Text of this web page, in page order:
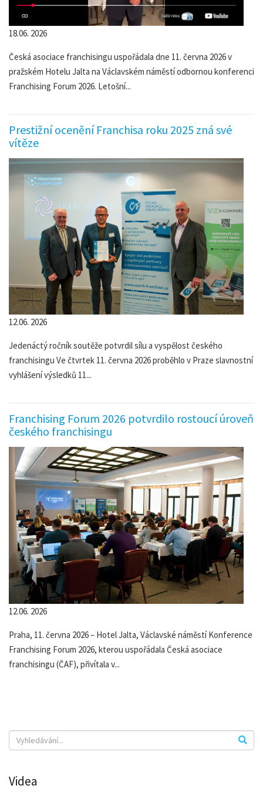
18.06. 2026
Česká asociace franchisingu uspořádala dne 11. června 2026 v
pražském Hotelu Jalta na Václavském náměstí odbornou konferenci
Franchising Forum 2026. Letošní...
Prestižní ocenění Franchisa roku 2025 zná své
vítěze
12.06. 2026
Jedenáctý ročník soutěže potvrdil sílu a vyspělost českého
franchisingu Ve čtvrtek 11. června 2026 proběhlo v Praze slavnostní
vyhlášení výsledků 11...
Franchising Forum 2026 potvrdilo rostoucí úroveň
českého franchisingu
12.06. 2026
Praha, 11. června 2026 – Hotel Jalta, Václavské náměstí Konference
Franchising Forum 2026, kterou uspořádala Česká asociace
franchisingu (ČAF), přivítala v...
Videa